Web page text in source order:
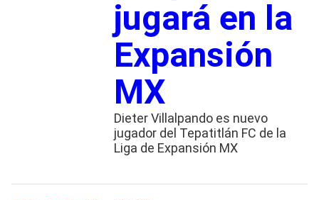
jugará en la
Expansión
MX
Dieter Villalpando es nuevo
jugador del Tepatitlán FC de la
Liga de Expansión MX